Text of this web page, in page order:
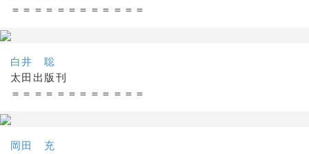
＝＝＝＝＝＝＝＝＝＝＝＝
白井 聡
太田出版刊
＝＝＝＝＝＝＝＝＝＝＝＝
岡田 充